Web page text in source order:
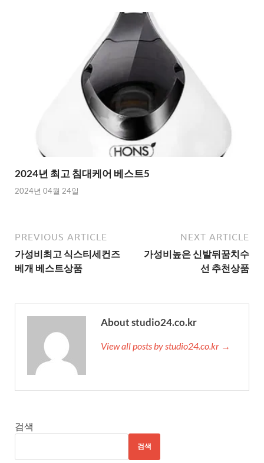
2024년 최고 침대케어 베스트5
2024년 04월 24일
PREVIOUS ARTICLE
가성비최고 식스티세컨즈
베개 베스트상품
NEXT ARTICLE
가성비높은 신발뒤꿈치수
선 추천상품
About studio24.co.kr
View all posts by studio24.co.kr →
검색
검색